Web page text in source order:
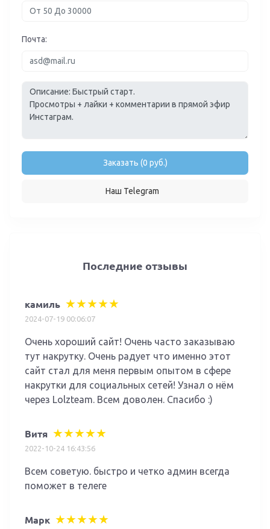
Почта:
Заказать (0 руб.)
Наш Telegram
Последние отзывы
камиль
2024-07-19 00:06:07
Очень хороший сайт! Очень часто заказываю
тут накрутку. Очень радует что именно этот
сайт стал для меня первым опытом в сфере
накрутки для социальных сетей! Узнал о нём
через Lolzteam. Всем доволен. Спасибо :)
Витя
2022-10-24 16:43:56
Всем советую. быстро и четко админ всегда
поможет в телеге
Марк